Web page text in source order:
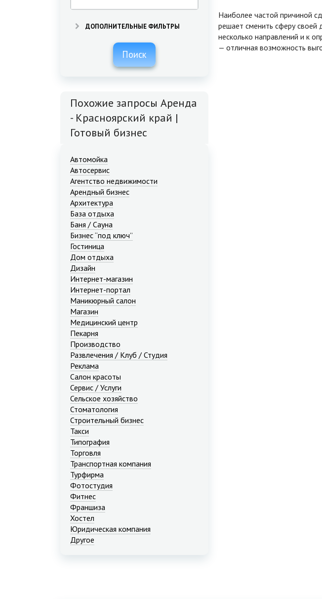
ДОПОЛНИТЕЛЬНЫЕ ФИЛЬТРЫ
Поиск
Похожие запросы Аренда
- Красноярский край |
Готовый бизнес
Автомойка
Автосервис
Агентство недвижимости
Арендный бизнес
Архитектура
База отдыха
Баня / Сауна
Бизнес “под ключ”
Гостиница
Дом отдыха
Дизайн
Интернет-магазин
Интернет-портал
Маникюрный салон
Магазин
Медицинский центр
Пекарня
Производство
Развлечения / Клуб / Студия
Реклама
Салон красоты
Сервис / Услуги
Сельское хозяйство
Стоматология
Строительный бизнес
Такси
Типография
Торговля
Транспортная компания
Турфирма
Фотостудия
Фитнес
Франшиза
Хостел
Юридическая компания
Другое
Наиболее частой причиной
решает сменить сферу своей
несколько направлений и к
— отличная возможность